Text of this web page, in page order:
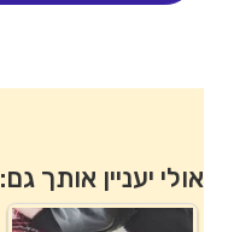
אולי יעניין אותך גם: